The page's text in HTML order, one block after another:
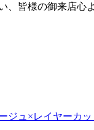
、皆様の御来店心
ジュ×レイヤーカッ